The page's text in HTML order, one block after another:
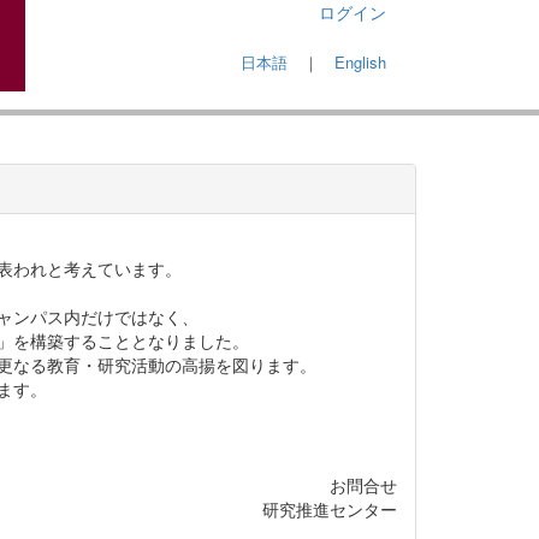
ログイン
日本語 ｜ English
れと考えています。
パス内だけではなく、
構築することとなりました。
る教育・研究活動の高揚を図ります。
。
お問合せ
研究推進センター